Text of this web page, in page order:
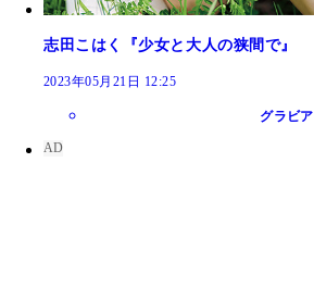
志田こはく『少女と大人の狭間で』
2023年05月21日 12:25
グラビア